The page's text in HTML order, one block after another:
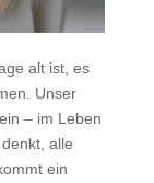
alt ist, es
Unser
– im Leben
alle
ein